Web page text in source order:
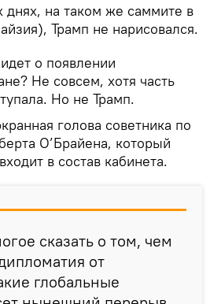
днях, на таком же саммите в
Трамп не нарисовался.
о появлении
Не совсем, хотя часть
Но не Трамп.
голова советника по
О’Брайена, который
в состав кабинета.
сказать о том, чем
от
глобальные